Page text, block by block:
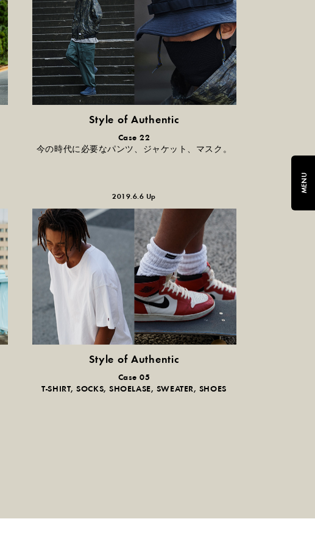
Style of Authentic
普通の服、普通のスタイル。
Case 22
今の時代に必要なパンツ、ジャケット、マスク。
2019.6.6 Up
Style of Authentic
普通の服、普通のスタイル。
Case 05
T-SHIRT, SOCKS, SHOELASE, SWEATER, SHOES
MENU